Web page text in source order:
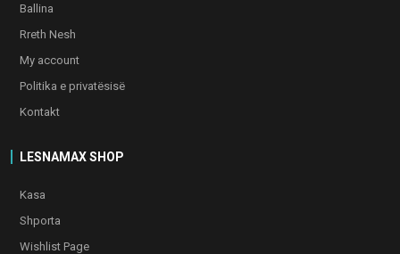
Ballina
Rreth Nesh
My account
Politika e privatësisë
Kontakt
LESNAMAX SHOP
Kasa
Shporta
Wishlist Page